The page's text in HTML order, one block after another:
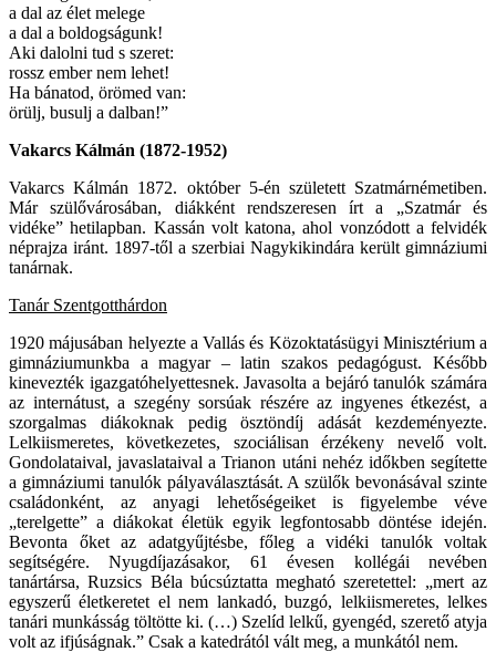
a dal az élet melege
a dal a boldogságunk!
Aki dalolni tud s szeret:
rossz ember nem lehet!
Ha bánatod, örömed van:
örülj, busulj a dalban!”
Vakarcs Kálmán (1872-1952)
Vakarcs Kálmán 1872. október 5-én született Szatmárnémetiben.
Már szülővárosában, diákként rendszeresen írt a „Szatmár és
vidéke” hetilapban. Kassán volt katona, ahol vonzódott a felvidék
néprajza iránt. 1897-től a szerbiai Nagykikindára került gimnáziumi
tanárnak.
Tanár Szentgotthárdon
1920 májusában helyezte a Vallás és Közoktatásügyi Minisztérium a
gimnáziumunkba a magyar – latin szakos pedagógust. Később
kinevezték igazgatóhelyettesnek. Javasolta a bejáró tanulók számára
az internátust, a szegény sorsúak részére az ingyenes étkezést, a
szorgalmas diákoknak pedig ösztöndíj adását kezdeményezte.
Lelkiismeretes, következetes, szociálisan érzékeny nevelő volt.
Gondolataival, javaslataival a Trianon utáni nehéz időkben segítette
a gimnáziumi tanulók pályaválasztását. A szülők bevonásával szinte
családonként, az anyagi lehetőségeiket is figyelembe véve
„terelgette” a diákokat életük egyik legfontosabb döntése idején.
Bevonta őket az adatgyűjtésbe, főleg a vidéki tanulók voltak
segítségére. Nyugdíjazásakor, 61 évesen kollégái nevében
tanártársa, Ruzsics Béla búcsúztatta megható szeretettel: „mert az
egyszerű életkeretet el nem lankadó, buzgó, lelkiismeretes, lelkes
tanári munkásság töltötte ki. (…) Szelíd lelkű, gyengéd, szerető atyja
volt az ifjúságnak.” Csak a katedrától vált meg, a munkától nem.